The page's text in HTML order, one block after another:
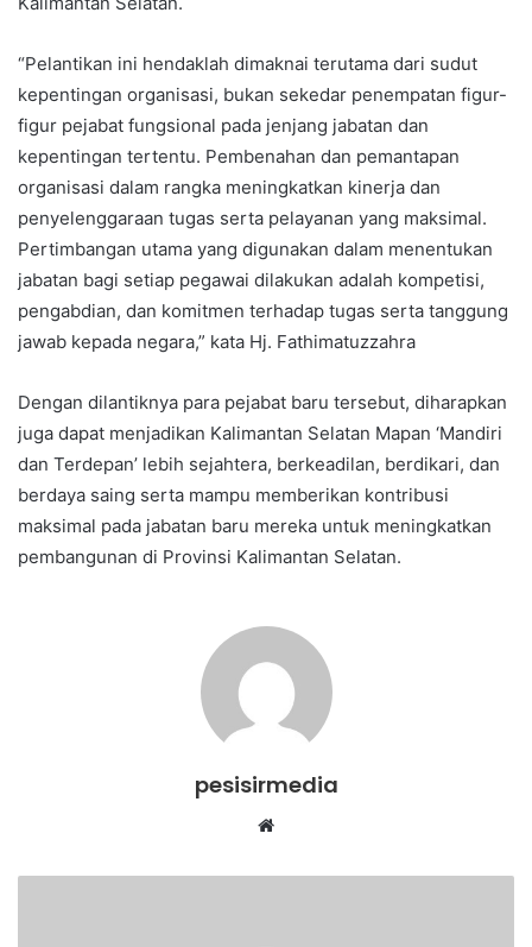
“Pelantikan ini hendaklah dimaknai terutama dari sudut
kepentingan organisasi, bukan sekedar penempatan figur-
figur pejabat fungsional pada jenjang jabatan dan
kepentingan tertentu. Pembenahan dan pemantapan
organisasi dalam rangka meningkatkan kinerja dan
penyelenggaraan tugas serta pelayanan yang maksimal.
Pertimbangan utama yang digunakan dalam menentukan
jabatan bagi setiap pegawai dilakukan adalah kompetisi,
pengabdian, dan komitmen terhadap tugas serta tanggung
jawab kepada negara,” kata Hj. Fathimatuzzahra
Dengan dilantiknya para pejabat baru tersebut, diharapkan
juga dapat menjadikan Kalimantan Selatan Mapan ‘Mandiri
dan Terdepan’ lebih sejahtera, berkeadilan, berdikari, dan
berdaya saing serta mampu memberikan kontribusi
maksimal pada jabatan baru mereka untuk meningkatkan
pembangunan di Provinsi Kalimantan Selatan.
pesisirmedia
Website